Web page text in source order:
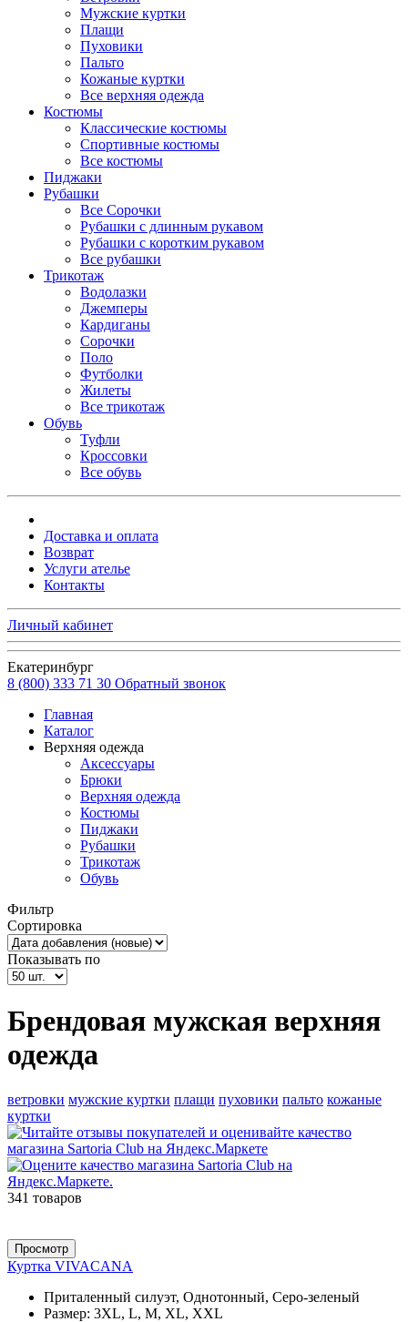
Мужские куртки
Плащи
Пуховики
Пальто
Кожаные куртки
Все верхняя одежда
Костюмы
Классические костюмы
Спортивные костюмы
Все костюмы
Пиджаки
Рубашки
Все Сорочки
Рубашки с длинным рукавом
Рубашки с коротким рукавом
Все рубашки
Трикотаж
Водолазки
Джемперы
Кардиганы
Сорочки
Поло
Футболки
Жилеты
Все трикотаж
Обувь
Туфли
Кроссовки
Все обувь
Доставка и оплата
Возврат
Услуги ателье
Контакты
Личный кабинет
Екатеринбург
8 (800) 333 71 30 Обратный звонок
Главная
Каталог
Верхняя одежда
Аксессуары
Брюки
Верхняя одежда
Костюмы
Пиджаки
Рубашки
Трикотаж
Обувь
Фильтр
Сортировка
Показывать по
Брендовая мужская верхняя
одежда
ветровки мужские куртки плащи пуховики пальто кожаные
куртки
341 товаров
Просмотр
Куртка VIVACANA
Приталенный силуэт, Однотонный, Серо-зеленый
Размер: 3XL, L, M, XL, XXL